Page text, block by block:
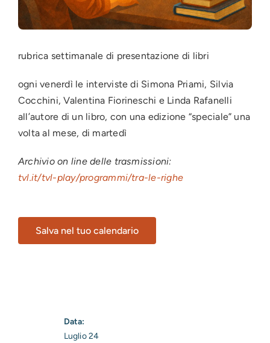
rubrica settimanale di presentazione di libri
ogni venerdì le interviste di Simona Priami, Silvia
Cocchini, Valentina Fiorineschi e Linda Rafanelli
all’autore di un libro, con una edizione “speciale” una
volta al mese, di martedì
Archivio on line delle trasmissioni:
tvl.it/tvl-play/programmi/tra-le-righe
Salva nel tuo calendario
Data:
Luglio 24